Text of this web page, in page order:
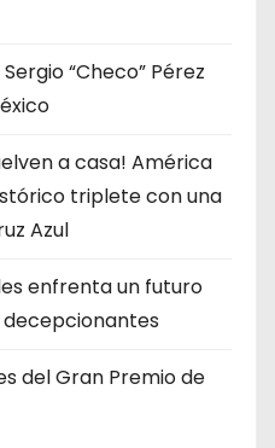
“Checo” Pérez
a casa! América
triplete con una
Azul
enfrenta un futuro
del Gran Premio de